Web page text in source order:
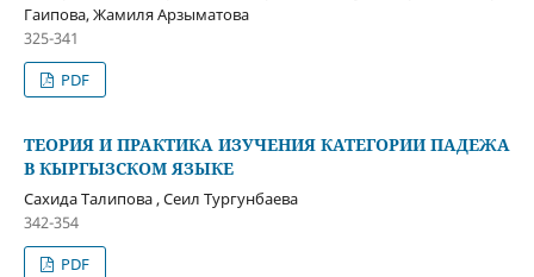
Гаипова, Жамиля Арзыматова
325-341
PDF
ТЕОРИЯ И ПРАКТИКА ИЗУЧЕНИЯ КАТЕГОРИИ ПАДЕЖА
В КЫРГЫЗСКОМ ЯЗЫКЕ
Сахида Талипова , Сеил Тургунбаева
342-354
PDF